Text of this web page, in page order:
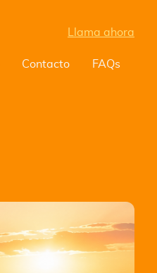
Llama ahora
Contacto FAQs